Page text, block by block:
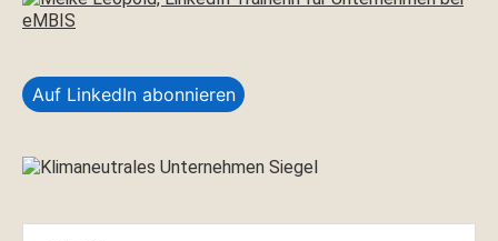
Auf LinkedIn abonnieren